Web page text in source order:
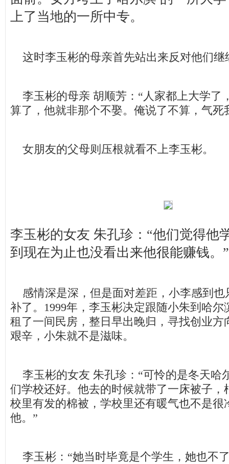
上了当地的一所中专。
这时李玉彬的母亲首先站出来反对他们继
李玉彬的母亲 胡顺芳：“人家都上大学了
算了，他就非那个不娶。俺说了不算，气死
女朋友的父母则压根就看不上李玉彬。
李玉彬的女友 朱孔珍：“他们觉得他
到现在为止也没看出来他很能赚钱。”
感情深是深，但是面对差距，小李感到也
补了。1999年，李玉彬决定跟随小朱到哈
租了一间民房，整日早出晚归，寻找创业方
艰辛，小朱就不是滋味。
李玉彬的女友 朱孔珍：“可怜的是冬天哈
们学校还好。他去的时候就带了一床被子，
校里有发的棉被，学校里还有暖气也不是很
他。”
李玉彬：“她当时毕竟是个学生，她也不